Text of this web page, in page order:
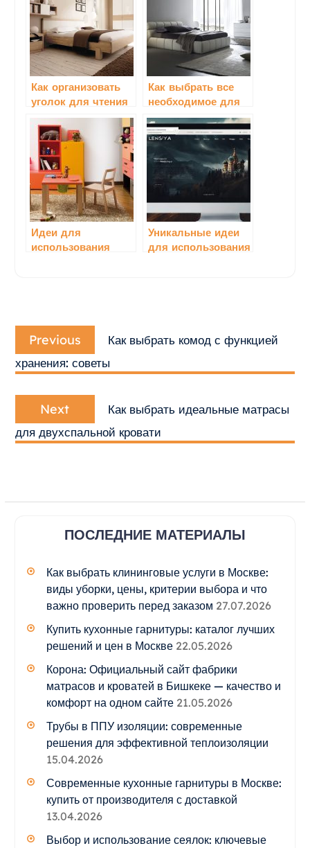
Как организовать
уголок для чтения
с помощью мебели
Как выбрать все
необходимое для
детского
пространства
Идеи для
использования
Уникальные идеи
для использования
Навигация
по
записям
Previous
Previous
post:
Как выбрать комод с функцией
хранения: советы
Next
Next
post:
Как выбрать идеальные матрасы
для двухспальной кровати
ПОСЛЕДНИЕ МАТЕРИАЛЫ
Как выбрать клининговые услуги в Москве:
виды уборки, цены, критерии выбора и что
важно проверить перед заказом 27.07.2026
Купить кухонные гарнитуры: каталог лучших
решений и цен в Москве 22.05.2026
Корона: Официальный сайт фабрики
матрасов и кроватей в Бишкеке — качество и
комфорт на одном сайте 21.05.2026
Трубы в ППУ изоляции: современные
решения для эффективной теплоизоляции
15.04.2026
Современные кухонные гарнитуры в Москве:
купить от производителя с доставкой
13.04.2026
Выбор и использование сеялок: ключевые